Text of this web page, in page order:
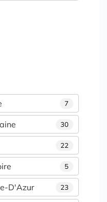
7
30
22
5
23
D'Azur